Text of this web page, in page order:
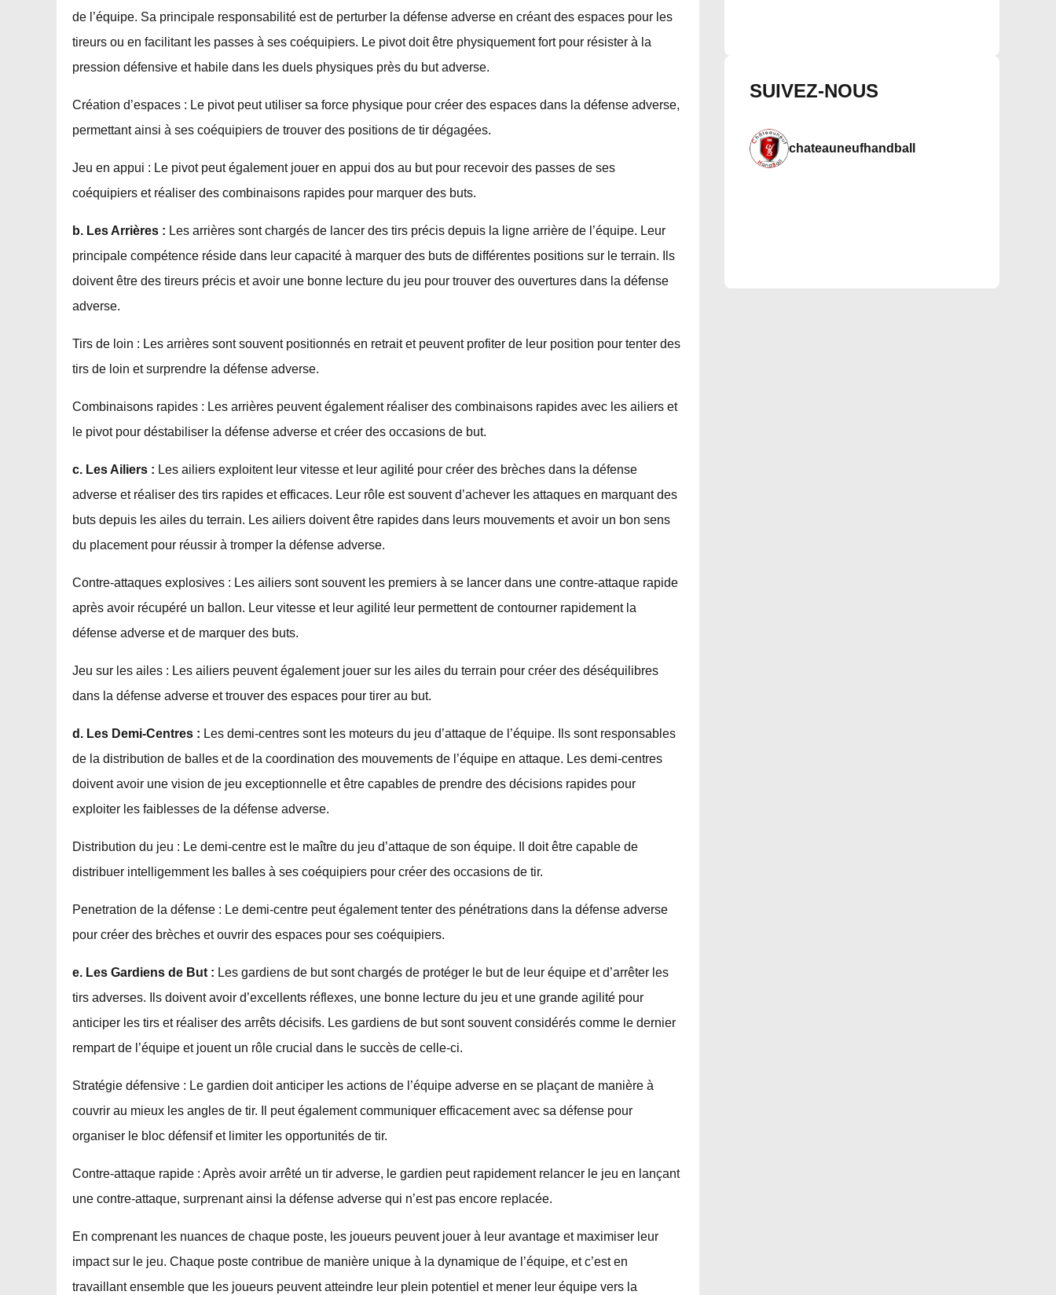
de l’équipe. Sa principale responsabilité est de perturber la défense adverse en créant des espaces pour les
tireurs ou en facilitant les passes à ses coéquipiers. Le pivot doit être physiquement fort pour résister à la
pression défensive et habile dans les duels physiques près du but adverse.
Création d’espaces : Le pivot peut utiliser sa force physique pour créer des espaces dans la défense adverse,
permettant ainsi à ses coéquipiers de trouver des positions de tir dégagées.
Jeu en appui : Le pivot peut également jouer en appui dos au but pour recevoir des passes de ses
coéquipiers et réaliser des combinaisons rapides pour marquer des buts.
b. Les Arrières : Les arrières sont chargés de lancer des tirs précis depuis la ligne arrière de l’équipe. Leur
principale compétence réside dans leur capacité à marquer des buts de différentes positions sur le terrain. Ils
doivent être des tireurs précis et avoir une bonne lecture du jeu pour trouver des ouvertures dans la défense
adverse.
Tirs de loin : Les arrières sont souvent positionnés en retrait et peuvent profiter de leur position pour tenter des
tirs de loin et surprendre la défense adverse.
Combinaisons rapides : Les arrières peuvent également réaliser des combinaisons rapides avec les ailiers et
le pivot pour déstabiliser la défense adverse et créer des occasions de but.
c. Les Ailiers : Les ailiers exploitent leur vitesse et leur agilité pour créer des brèches dans la défense
adverse et réaliser des tirs rapides et efficaces. Leur rôle est souvent d’achever les attaques en marquant des
buts depuis les ailes du terrain. Les ailiers doivent être rapides dans leurs mouvements et avoir un bon sens
du placement pour réussir à tromper la défense adverse.
Contre-attaques explosives : Les ailiers sont souvent les premiers à se lancer dans une contre-attaque rapide
après avoir récupéré un ballon. Leur vitesse et leur agilité leur permettent de contourner rapidement la
défense adverse et de marquer des buts.
Jeu sur les ailes : Les ailiers peuvent également jouer sur les ailes du terrain pour créer des déséquilibres
dans la défense adverse et trouver des espaces pour tirer au but.
d. Les Demi-Centres : Les demi-centres sont les moteurs du jeu d’attaque de l’équipe. Ils sont responsables
de la distribution de balles et de la coordination des mouvements de l’équipe en attaque. Les demi-centres
doivent avoir une vision de jeu exceptionnelle et être capables de prendre des décisions rapides pour
exploiter les faiblesses de la défense adverse.
Distribution du jeu : Le demi-centre est le maître du jeu d’attaque de son équipe. Il doit être capable de
distribuer intelligemment les balles à ses coéquipiers pour créer des occasions de tir.
Penetration de la défense : Le demi-centre peut également tenter des pénétrations dans la défense adverse
pour créer des brèches et ouvrir des espaces pour ses coéquipiers.
e. Les Gardiens de But : Les gardiens de but sont chargés de protéger le but de leur équipe et d’arrêter les
tirs adverses. Ils doivent avoir d’excellents réflexes, une bonne lecture du jeu et une grande agilité pour
anticiper les tirs et réaliser des arrêts décisifs. Les gardiens de but sont souvent considérés comme le dernier
rempart de l’équipe et jouent un rôle crucial dans le succès de celle-ci.
Stratégie défensive : Le gardien doit anticiper les actions de l’équipe adverse en se plaçant de manière à
couvrir au mieux les angles de tir. Il peut également communiquer efficacement avec sa défense pour
organiser le bloc défensif et limiter les opportunités de tir.
Contre-attaque rapide : Après avoir arrêté un tir adverse, le gardien peut rapidement relancer le jeu en lançant
une contre-attaque, surprenant ainsi la défense adverse qui n’est pas encore replacée.
En comprenant les nuances de chaque poste, les joueurs peuvent jouer à leur avantage et maximiser leur
impact sur le jeu. Chaque poste contribue de manière unique à la dynamique de l’équipe, et c’est en
travaillant ensemble que les joueurs peuvent atteindre leur plein potentiel et mener leur équipe vers la
SUIVEZ-NOUS
chateauneufhandball